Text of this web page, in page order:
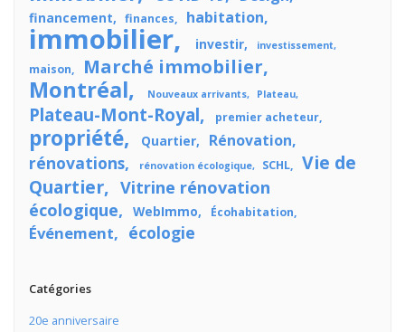
financement finances habitation
immobilier investir investissement
maison Marché immobilier
Montréal Nouveaux arrivants Plateau
Plateau-Mont-Royal premier acheteur
propriété Quartier Rénovation
rénovations rénovation écologique SCHL
Vie de
Quartier
Vitrine rénovation
écologique
WebImmo Écohabitation
Événement écologie
Catégories
20e anniversaire